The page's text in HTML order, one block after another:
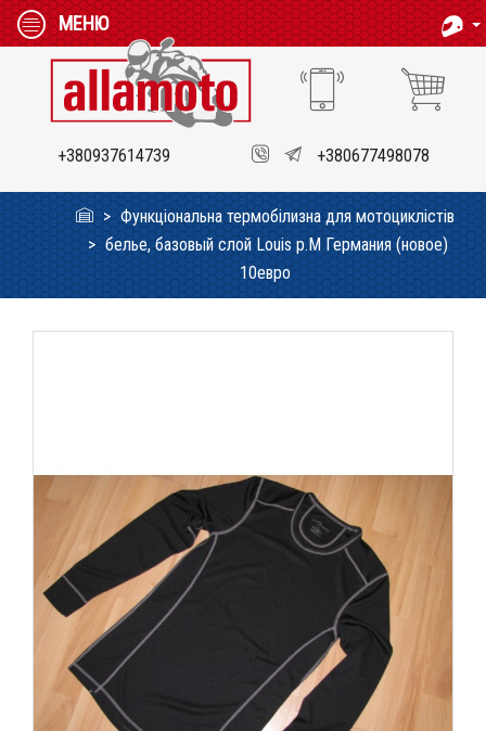
МЕНЮ
+380937614739 +380677498078
Функціональна термобілизна для мотоциклістів
белье, базовый слой Louis p.M Германия (новое)
10евро